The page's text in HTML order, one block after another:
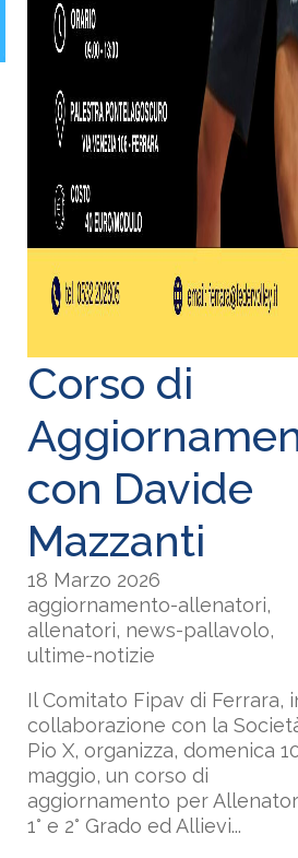
Corso di
con Davide
Mazzanti
18 Marzo 2026
aggiornamento-allenatori,
allenatori, news-pallavolo,
ultime-notizie
Il Comitato Fipav di Ferrara,
collaborazione con la
Pio X, organizza, domenica
maggio, un corso di
aggiornamento per
1° e 2° Grado ed Allievi...